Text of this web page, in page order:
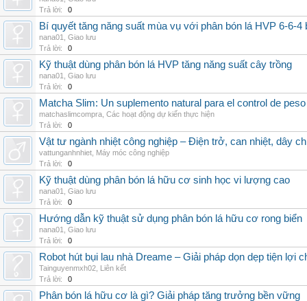
Trả lời:
0
Bí quyết tăng năng suất mùa vụ với phân bón lá HVP 6-6-4
nana01
Giao lưu
Trả lời:
0
Kỹ thuật dùng phân bón lá HVP tăng năng suất cây trồng
nana01
Giao lưu
Trả lời:
0
Matcha Slim: Un suplemento natural para el control de peso
matchaslimcompra Các hoạt động dự kiến thực hiện
Trả lời:
0
Vật tư ngành nhiệt công nghiệp – Điện trở, can nhiệt, dây
vattunganhnhiet Máy móc công nghiệp
Trả lời:
0
Kỹ thuật dùng phân bón lá hữu cơ sinh học vi lượng cao
nana01
Giao lưu
Trả lời:
0
Hướng dẫn kỹ thuật sử dụng phân bón lá hữu cơ rong biển
nana01
Giao lưu
Trả lời:
0
Robot hút bụi lau nhà Dreame – Giải pháp dọn dẹp tiện lợi
Tainguyenmxh02 Liên kết
Trả lời:
0
Phân bón lá hữu cơ là gì? Giải pháp tăng trưởng bền vững